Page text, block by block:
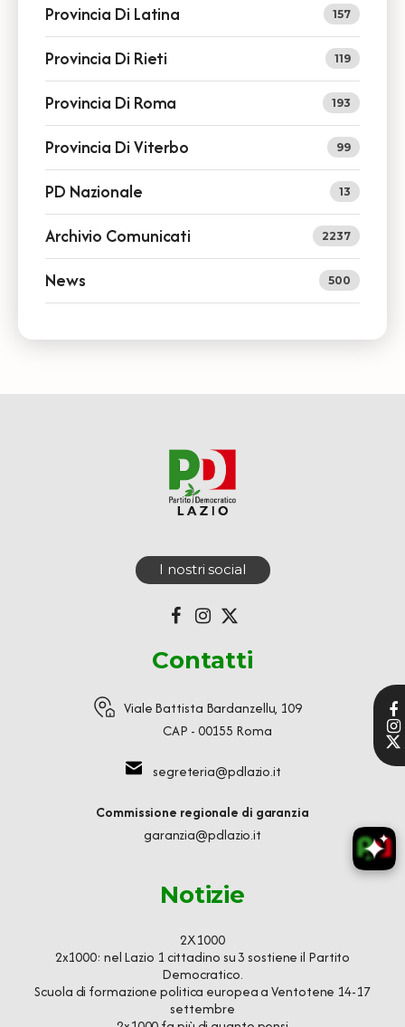
Provincia Di Latina 157
Provincia Di Rieti 119
Provincia Di Roma 193
Provincia Di Viterbo 99
PD Nazionale 13
Archivio Comunicati 2237
News 500
I nostri social
Contatti
Viale Battista Bardanzellu, 109
CAP - 00155 Roma
segreteria@pdlazio.it
Commissione regionale di garanzia
garanzia@pdlazio.it
Notizie
2X1000
2x1000: nel Lazio 1 cittadino su 3 sostiene il Partito
Democratico.
Scuola di formazione politica europea a Ventotene 14-17
settembre